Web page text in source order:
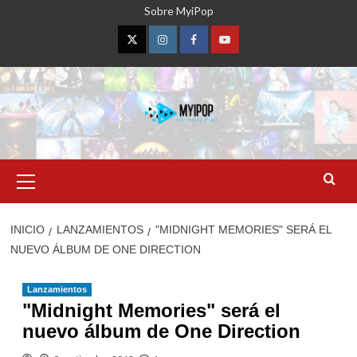
Sobre MyiPop
TwitterInstagramFacebookYouTube
primario
INICIO LANZAMIENTOS
"MIDNIGHT MEMORIES" SERÁ EL
NUEVO ÁLBUM DE ONE DIRECTION
Lanzamientos
"Midnight Memories" será el
nuevo álbum de One Direction